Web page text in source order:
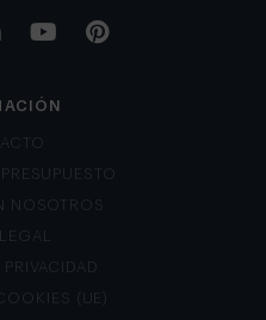
NOSOTROS
PRIVACIDAD
(UE)